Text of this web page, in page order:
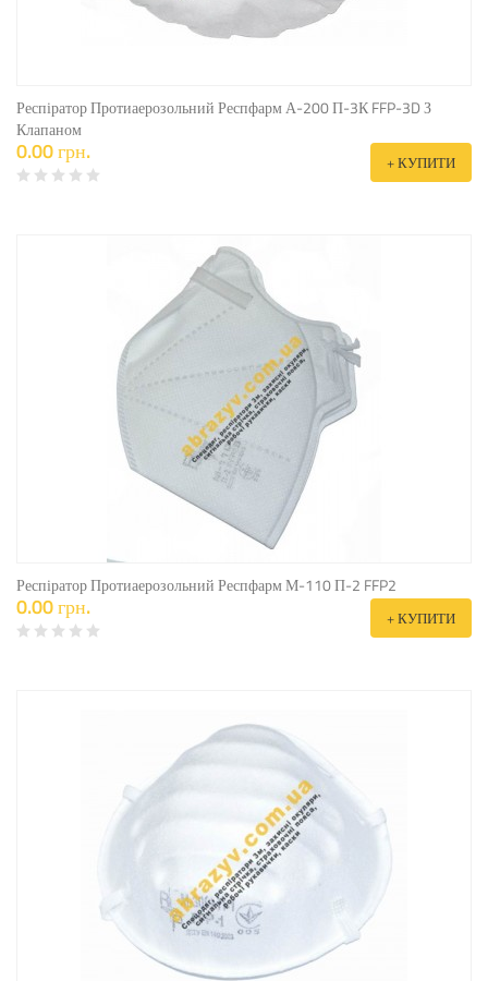
Респіратор Протиаерозольний Респфарм А-200 П-3К FFP-3D З
Клапаном
0.00 грн. + КУПИТИ
Респіратор Протиаерозольний Респфарм М-110 П-2 FFP2
0.00 грн. + КУПИТИ